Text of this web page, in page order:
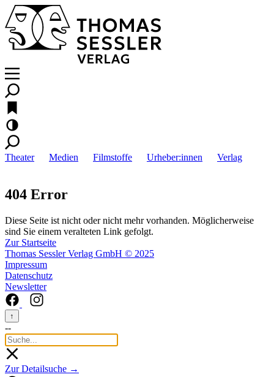
Theater Medien Filmstoffe Urheber:innen Verlag
404 Error
Diese Seite ist nicht oder nicht mehr vorhanden. Möglicherweise
sind Sie einem veralteten Link gefolgt.
Zur Startseite
Thomas Sessler Verlag GmbH © 2025
Impressum
Datenschutz
Newsletter
↑
--
Zur Detailsuche →